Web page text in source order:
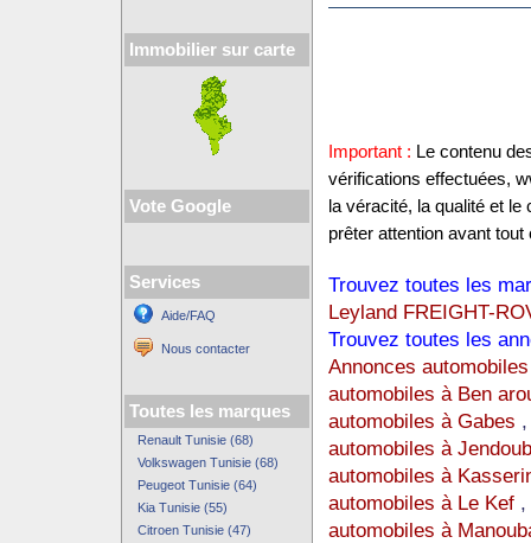
Immobilier sur carte
Vote Google
Services
Aide/FAQ
Nous contacter
Toutes les marques
Renault Tunisie (68)
Volkswagen Tunisie (68)
Peugeot Tunisie (64)
Kia Tunisie (55)
Citroen Tunisie (47)
Important : Le contenu
vérifications effectuées,
la véracité, la qualité et
prêter attention avant tout
Trouvez toutes les
Leyland FREIGHT-
Trouvez toutes les
Annonces
automobiles à Ben
automobiles à Gabes
automobiles à
automobiles à
automobiles à Le Kef
automobiles à